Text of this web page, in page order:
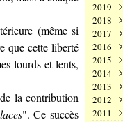
(même si
que cette liberté
lourds et lents,
la contribution
". Ce succès
Juillet
Juin
Mai
Avril
Mars
Août
Juillet
Juin
Mai
Avril
Mars
Août
Juillet
Juin
Mai
Avril
Mars
Août
Juillet
Juin
Mai
Avril
Mars
Août
Juillet
Juin
Mai
Avril
Mars
Août
Juillet
Juin
Mai
Avril
2019
Août
Juillet
Juin
Mai
2018
Août
Juillet
Juin
2017
Août
Juillet
2016
Août
2015
2014
2013
2012
2011